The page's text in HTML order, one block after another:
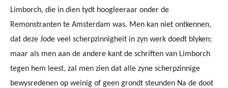
Limborch, die in dien tydt hoogleeraar onder de
Remonstranten te Amsterdam was. Men kan niet ontkennen,
dat deze Jode veel scherpzinnigheit in zyn werk doedt blyken;
maar als men aan de andere kant de schriften van Limborch
tegen hem leest, zal men zien dat alle zyne scherpzinnige
bewysredenen op weinig of geen grondt steunden Na de doot